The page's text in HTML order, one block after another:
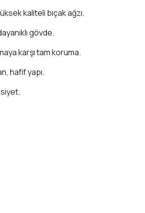
kaliteli bıçak ağzı.
gövde.
karşı tam koruma.
hafif yapı.